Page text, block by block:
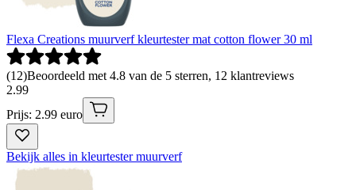
Flexa Creations muurverf kleurtester mat cotton flower 30 ml
(12)Beoordeeld met 4.8 van de 5 sterren, 12 klantreviews
2.99
Prijs: 2.99 euro
Bekijk alles in kleurtester muurverf